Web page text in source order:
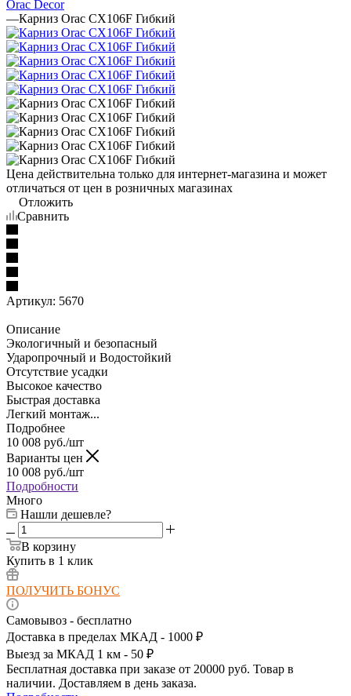
Orac Decor
—Карниз Orac CX106F Гибкий
Цена действительна только для интернет-магазина и может
отличаться от цен в розничных магазинах
Отложить
Сравнить
Артикул: 5670
Описание
Экологичный и безопасный
Ударопрочный и Водостойкий
Отсутствие усадки
Высокое качество
Быстрая доставка
Легкий монтаж...
Подробнее
10 008 руб./шт
Варианты цен
10 008 руб./шт
Подробности
Много
Нашли дешевле?
В корзину
Купить в 1 клик
ПОЛУЧИТЬ БОНУС
Самовывоз - бесплатно
Доставка в пределах МКАД - 1000 ₽
Выезд за МКАД 1 км - 50 ₽
Бесплатная доставка при заказе от 20000 руб. Товар в
наличии. Доставляем в день заказа.